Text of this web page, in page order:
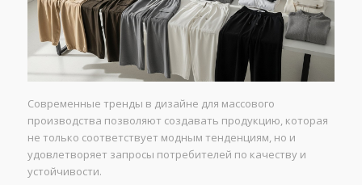
Современные тренды в дизайне для массового
производства позволяют создавать продукцию, которая
не только соответствует модным тенденциям, но и
удовлетворяет запросы потребителей по качеству и
устойчивости.